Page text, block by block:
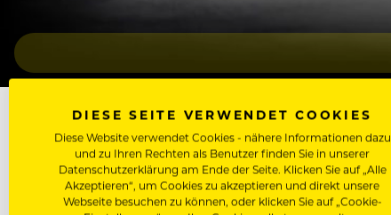
NÄCHSTER ARTIKEL
DIESE SEITE VERWENDET COOKIES
Diese Website verwendet Cookies - nähere Informationen dazu
und zu Ihren Rechten als Benutzer finden Sie in unserer
Datenschutzerklärung am Ende der Seite. Klicken Sie auf „Alle
Akzeptieren“, um Cookies zu akzeptieren und direkt unsere
Webseite besuchen zu können, oder klicken Sie auf „Cookie-